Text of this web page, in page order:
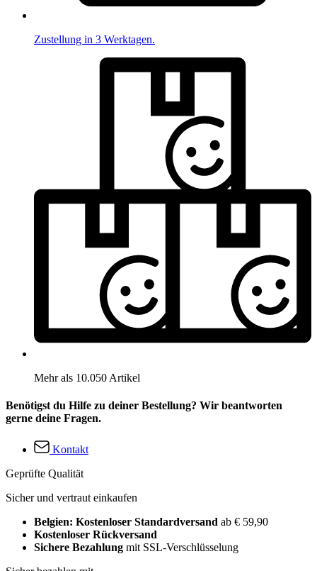
Zustellung in 3 Werktagen.
Mehr als 10.050 Artikel
Benötigst du Hilfe zu deiner Bestellung? Wir beantworten
gerne deine Fragen.
Kontakt
Geprüfte Qualität
Sicher und vertraut einkaufen
Belgien: Kostenloser Standardversand ab € 59,90
Kostenloser Rückversand
Sichere Bezahlung mit SSL-Verschlüsselung